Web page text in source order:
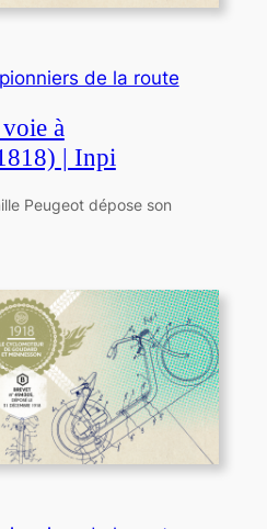
de la route
à
| Inpi
Peugeot dépose son